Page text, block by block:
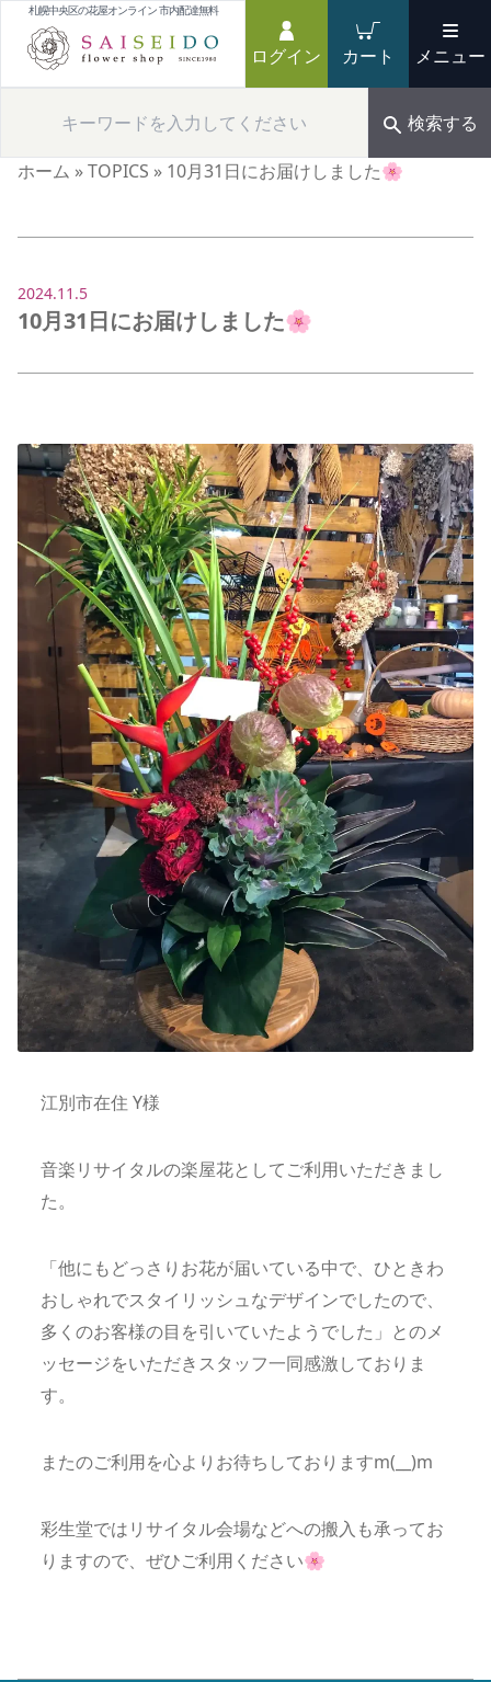
札幌中央区の花屋オンライン 市内配達無料
ログイン カート メニュー
検索する
ホーム »TOPICS » 10月31日にお届けしました🌸
2024.11.5
10月31日にお届けしました🌸
江別市在住 Y様
音楽リサイタルの楽屋花としてご利用いただきまし
た。
「他にもどっさりお花が届いている中で、ひときわ
おしゃれでスタイリッシュなデザインでしたので、
多くのお客様の目を引いていたようでした」とのメ
ッセージをいただきスタッフ一同感激しておりま
す。
またのご利用を心よりお待ちしておりますm(__)m
彩生堂ではリサイタル会場などへの搬入も承ってお
りますので、ぜひご利用ください🌸